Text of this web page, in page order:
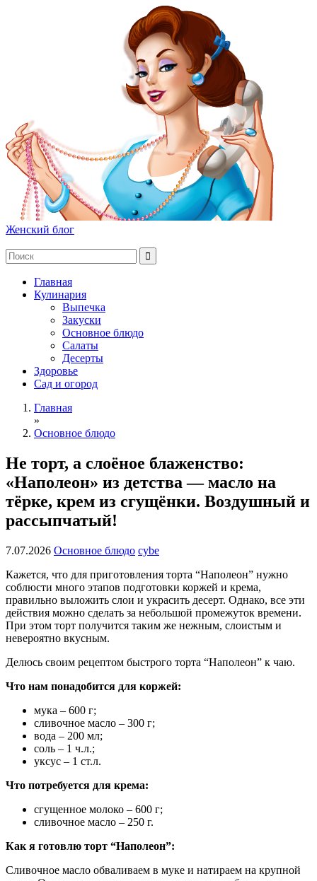
Женский блог
Главная
Кулинария
Выпечка
Закуски
Основное блюдо
Салаты
Десерты
Здоровье
Сад и огород
Главная
»
Основное блюдо
Не торт, а слоёное блаженство:
«Наполеон» из детства — масло на
тёрке, крем из сгущёнки. Воздушный и
рассыпчатый!
7.07.2026 Основное блюдо cybe
Кажется, что для приготовления торта “Наполеон” нужно
соблюсти много этапов подготовки коржей и крема,
правильно выложить слои и украсить десерт. Однако, все эти
действия можно сделать за небольшой промежуток времени.
При этом торт получится таким же нежным, слоистым и
невероятно вкусным.
Делюсь своим рецептом быстрого торта “Наполеон” к чаю.
Что нам понадобится для коржей:
мука – 600 г;
сливочное масло – 300 г;
вода – 200 мл;
соль – 1 ч.л.;
уксус – 1 ст.л.
Что потребуется для крема:
сгущенное молоко – 600 г;
сливочное масло – 250 г.
Как я готовлю торт “Наполеон”:
Сливочное масло обваливаем в муке и натираем на крупной